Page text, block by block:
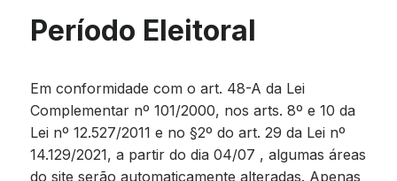
Período Eleitoral
Em conformidade com o art. 48-A da Lei
Complementar nº 101/2000, nos arts. 8º e 10 da
Lei nº 12.527/2011 e no §2º do art. 29 da Lei nº
14.129/2021, a partir do dia 04/07 , algumas áreas
do site serão automaticamente alteradas. Apenas